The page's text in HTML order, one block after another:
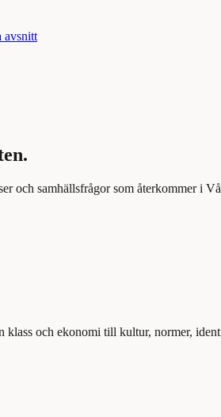
avsnitt
och samhällsfrågor som återkommer i
och ekonomi till kultur, normer,